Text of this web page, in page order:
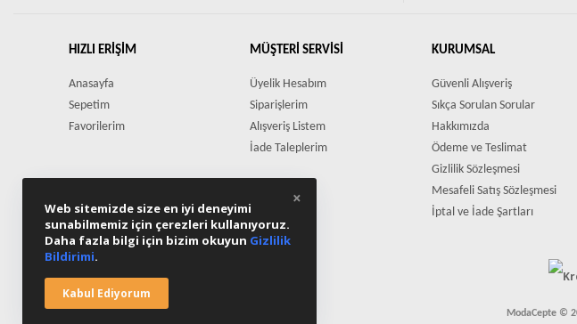
HIZLI ERIŞIM
Anasayfa
Sepetim
Favorilerim
MÜŞTERI SERVISI
Üyelik Hesabım
Siparişlerim
Alışveriş Listem
İade Taleplerim
KURUMSAL
Güvenli Alışveriş
Sıkça Sorulan Sorular
Hakkımızda
Ödeme ve Teslimat
Gizlilik Sözleşmesi
Mesafeli Satış Sözleşmesi
İptal ve İade Şartları
ModaCepte ©
Web sitemizde size en iyi deneyimi
sunabilmemiz için çerezleri kullanıyoruz.
Daha fazla bilgi için bizim okuyun Gizlilik
Bildirimi.
Kabul Ediyorum
×